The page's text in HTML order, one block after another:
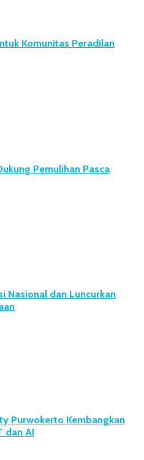
Komunitas Peradilan
Pemulihan Pasca
Nasional dan Luncurkan
Purwokerto Kembangkan
dan AI